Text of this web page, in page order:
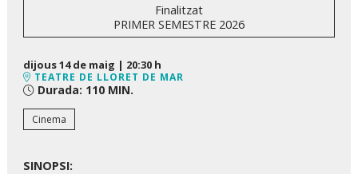
Finalitzat
PRIMER SEMESTRE 2026
dijous 14 de maig | 20:30 h
TEATRE DE LLORET DE MAR
Durada: 110 MIN.
Cinema
SINOPSI: